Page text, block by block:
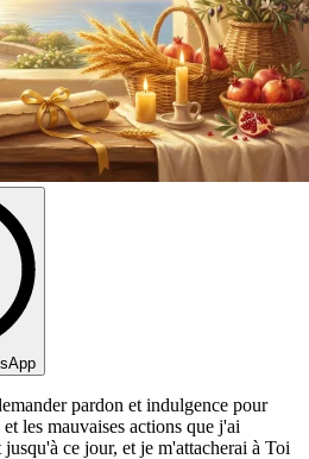
pardon et indulgence pour
les mauvaises actions que j'ai
ce jour, et je m'attacherai à Toi